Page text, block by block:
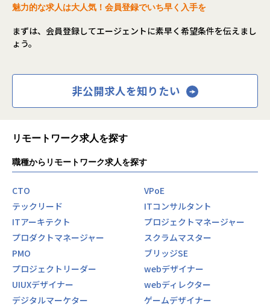
魅力的な求人は大人気！会員登録でいち早く入手を
まずは、会員登録してエージェントに素早く希望条件を伝えまし
ょう。
非公開求人を知りたい
リモートワーク求人を探す
職種からリモートワーク求人を探す
CTO
VPoE
テックリード
ITコンサルタント
ITアーキテクト
プロジェクトマネージャー
プロダクトマネージャー
スクラムマスター
PMO
ブリッジSE
プロジェクトリーダー
webデザイナー
UIUXデザイナー
webディレクター
デジタルマーケター
ゲームデザイナー